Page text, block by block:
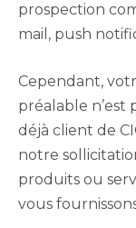
prospection
mail, push
Cependant,
préalable n’est
déjà client de
notre
produits ou
vous